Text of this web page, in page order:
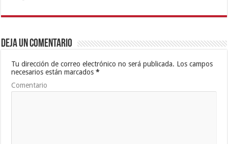
Deja un comentario
Tu dirección de correo electrónico no será publicada. Los campos
necesarios están marcados*
Comentario